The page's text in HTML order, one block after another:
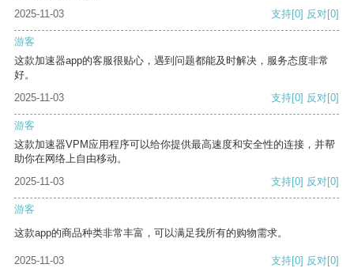
2025-11-03
支持[0] 反对[0]
游客
这款加速器app的客服很贴心，遇到问题都能及时解决，服务态度非常
好。
2025-11-03
支持[0] 反对[0]
游客
这款加速器VPM应用程序可以给你提供最高速度和安全性的连接，并帮
助你在网络上自由移动。
2025-11-03
支持[0] 反对[0]
游客
这款app的商品种类非常丰富，可以满足我所有的购物需求。
2025-11-03 支持[0] 反对[0]